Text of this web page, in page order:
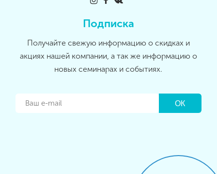
Подписка
Получайте свежую информацию о скидках и
акциях нашей компании, а так же информацию о
новых семинарах и событиях.